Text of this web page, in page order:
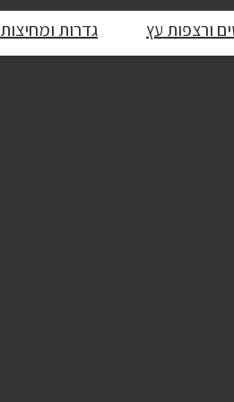
ורצפות עץ גדרות ומחיצות